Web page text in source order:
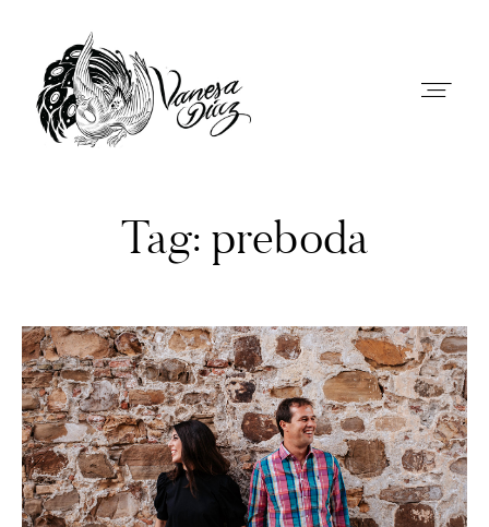
Tag: preboda
Vanesa Díaz - Fotógrafa documental de
bodas en Andalucía
PREBODA
CONTACTO
SOBRE MI